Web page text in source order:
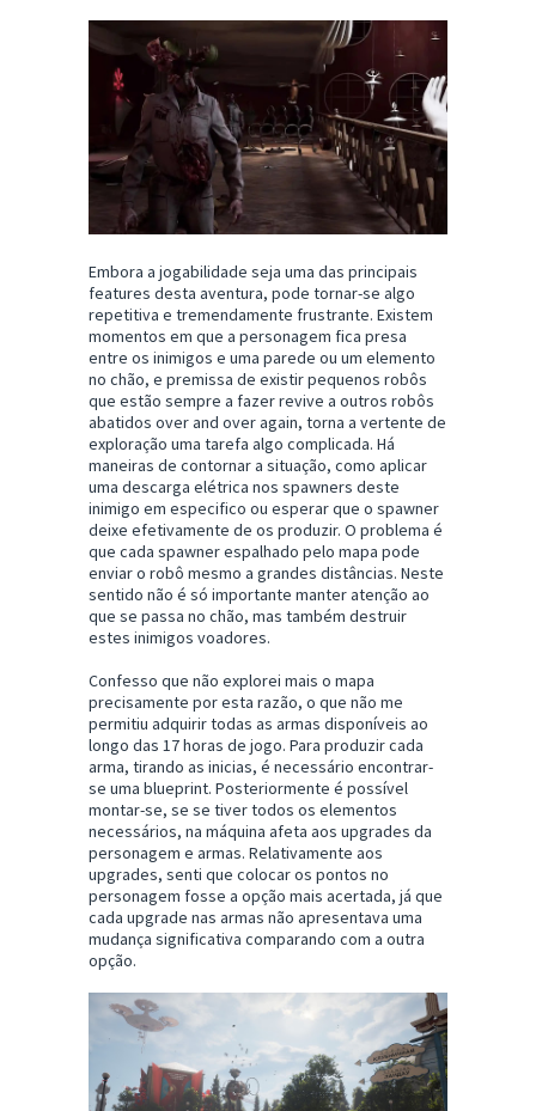
Embora a jogabilidade seja uma das principais
features desta aventura, pode tornar-se algo
repetitiva e tremendamente frustrante. Existem
momentos em que a personagem fica presa
entre os inimigos e uma parede ou um elemento
no chão, e premissa de existir pequenos robôs
que estão sempre a fazer revive a outros robôs
abatidos over and over again, torna a vertente de
exploração uma tarefa algo complicada. Há
maneiras de contornar a situação, como aplicar
uma descarga elétrica nos spawners deste
inimigo em especifico ou esperar que o spawner
deixe efetivamente de os produzir. O problema é
que cada spawner espalhado pelo mapa pode
enviar o robô mesmo a grandes distâncias. Neste
sentido não é só importante manter atenção ao
que se passa no chão, mas também destruir
estes inimigos voadores.
Confesso que não explorei mais o mapa
precisamente por esta razão, o que não me
permitiu adquirir todas as armas disponíveis ao
longo das 17 horas de jogo. Para produzir cada
arma, tirando as inicias, é necessário encontrar-
se uma blueprint. Posteriormente é possível
montar-se, se se tiver todos os elementos
necessários, na máquina afeta aos upgrades da
personagem e armas. Relativamente aos
upgrades, senti que colocar os pontos no
personagem fosse a opção mais acertada, já que
cada upgrade nas armas não apresentava uma
mudança significativa comparando com a outra
opção.